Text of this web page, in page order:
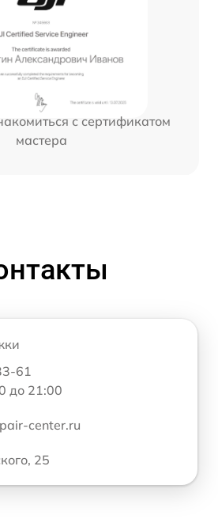
с сертификатом
мастера
61
до 21:00
center.ru
25